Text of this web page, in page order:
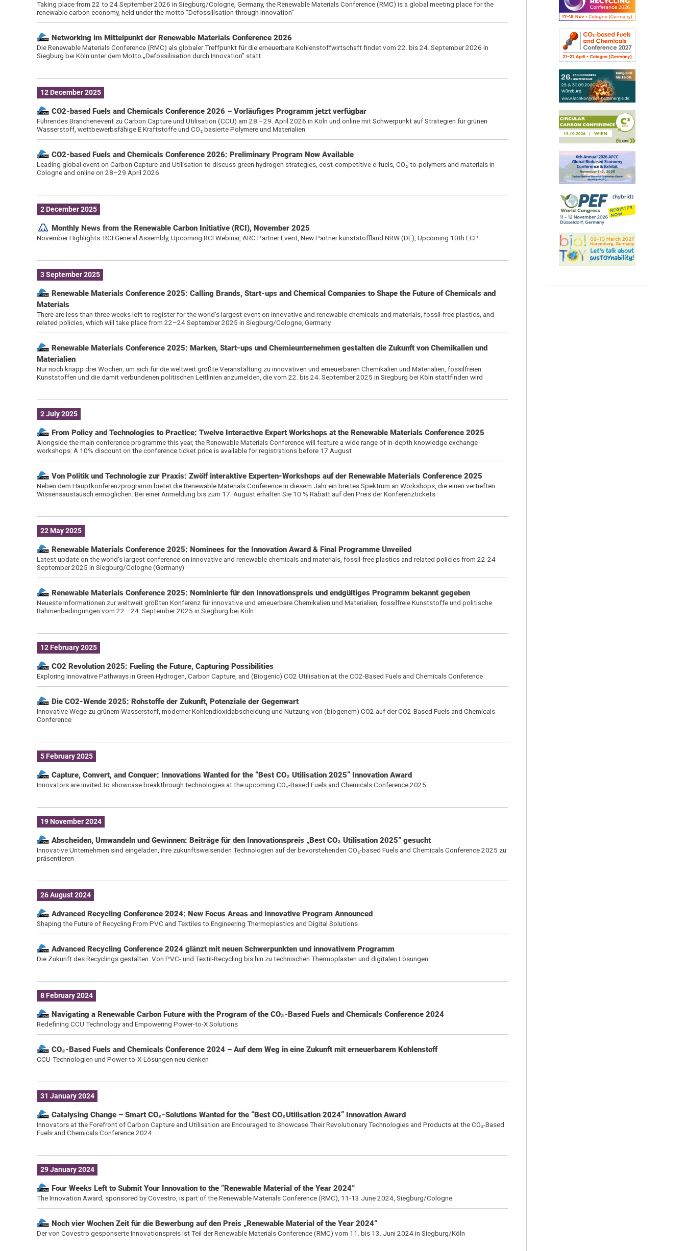
Taking place from 22 to 24 September 2026 in Siegburg/Cologne, Germany, the Renewable Materials Conference (RMC) is a global meeting place for the
renewable carbon economy, held under the motto “Defossilisation through Innovation”
Networking im Mittelpunkt der Renewable Materials Conference 2026
Die Renewable Materials Conference (RMC) als globaler Treffpunkt für die erneuerbare Kohlenstoffwirtschaft findet vom 22. bis 24. September 2026 in
Siegburg bei Köln unter dem Motto „Defossilisation durch Innovation” statt
12 December 2025
CO2-based Fuels and Chemicals Conference 2026 – Vorläufiges Programm jetzt verfügbar
Führendes Branchenevent zu Carbon Capture und Utilisation (CCU) am 28.–29. April 2026 in Köln und online mit Schwerpunkt auf Strategien für grünen
Wasserstoff, wettbewerbsfähige E Kraftstoffe und CO₂ basierte Polymere und Materialien
CO2-based Fuels and Chemicals Conference 2026: Preliminary Program Now Available
Leading global event on Carbon Capture and Utilisation to discuss green hydrogen strategies, cost-competitive e-fuels, CO₂-to-polymers and materials in
Cologne and online on 28–29 April 2026
2 December 2025
Monthly News from the Renewable Carbon Initiative (RCI), November 2025
November Highlights: RCI General Assembly, Upcoming RCI Webinar, ARC Partner Event, New Partner kunststoffland NRW (DE), Upcoming 10th ECP
3 September 2025
Renewable Materials Conference 2025: Calling Brands, Start-ups and Chemical Companies to Shape the Future of Chemicals and
Materials
There are less than three weeks left to register for the world's largest event on innovative and renewable chemicals and materials, fossil-free plastics, and
related policies, which will take place from 22–24 September 2025 in Siegburg/Cologne, Germany
Renewable Materials Conference 2025: Marken, Start-ups und Chemieunternehmen gestalten die Zukunft von Chemikalien und
Materialien
Nur noch knapp drei Wochen, um sich für die weltweit größte Veranstaltung zu innovativen und erneuerbaren Chemikalien und Materialien, fossilfreien
Kunststoffen und die damit verbundenen politischen Leitlinien anzumelden, die vom 22. bis 24. September 2025 in Siegburg bei Köln stattfinden wird
2 July 2025
From Policy and Technologies to Practice: Twelve Interactive Expert Workshops at the Renewable Materials Conference 2025
Alongside the main conference programme this year, the Renewable Materials Conference will feature a wide range of in-depth knowledge exchange
workshops. A 10% discount on the conference ticket price is available for registrations before 17 August
Von Politik und Technologie zur Praxis: Zwölf interaktive Experten-Workshops auf der Renewable Materials Conference 2025
Neben dem Hauptkonferenzprogramm bietet die Renewable Materials Conference in diesem Jahr ein breites Spektrum an Workshops, die einen vertieften
Wissensaustausch ermöglichen. Bei einer Anmeldung bis zum 17. August erhalten Sie 10 % Rabatt auf den Preis der Konferenztickets
22 May 2025
Renewable Materials Conference 2025: Nominees for the Innovation Award & Final Programme Unveiled
Latest update on the world's largest conference on innovative and renewable chemicals and materials, fossil-free plastics and related policies from 22-24
September 2025 in Siegburg/Cologne (Germany)
Renewable Materials Conference 2025: Nominierte für den Innovationspreis und endgültiges Programm bekannt gegeben
Neueste Informationen zur weltweit größten Konferenz für innovative und erneuerbare Chemikalien und Materialien, fossilfreie Kunststoffe und politische
Rahmenbedingungen vom 22.–24. September 2025 in Siegburg bei Köln
12 February 2025
CO2 Revolution 2025: Fueling the Future, Capturing Possibilities
Exploring Innovative Pathways in Green Hydrogen, Carbon Capture, and (Biogenic) CO2 Utilisation at the CO2-Based Fuels and Chemicals Conference
Die CO2-Wende 2025: Rohstoffe der Zukunft, Potenziale der Gegenwart
Innovative Wege zu grünem Wasserstoff, moderner Kohlendioxidabscheidung und Nutzung von (biogenem) CO2 auf der CO2-Based Fuels and Chemicals
Conference
5 February 2025
Capture, Convert, and Conquer: Innovations Wanted for the “Best CO₂ Utilisation 2025” Innovation Award
Innovators are invited to showcase breakthrough technologies at the upcoming CO₂-Based Fuels and Chemicals Conference 2025
19 November 2024
Abscheiden, Umwandeln und Gewinnen: Beiträge für den Innovationspreis „Best CO₂ Utilisation 2025“ gesucht
Innovative Unternehmen sind eingeladen, ihre zukunftsweisenden Technologien auf der bevorstehenden CO₂-based Fuels and Chemicals Conference 2025 zu
präsentieren
26 August 2024
Advanced Recycling Conference 2024: New Focus Areas and Innovative Program Announced
Shaping the Future of Recycling From PVC and Textiles to Engineering Thermoplastics and Digital Solutions
Advanced Recycling Conference 2024 glänzt mit neuen Schwerpunkten und innovativem Programm
Die Zukunft des Recyclings gestalten: Von PVC- und Textil-Recycling bis hin zu technischen Thermoplasten und digitalen Lösungen
8 February 2024
Navigating a Renewable Carbon Future with the Program of the CO₂-Based Fuels and Chemicals Conference 2024
Redefining CCU Technology and Empowering Power-to-X Solutions
CO₂-Based Fuels and Chemicals Conference 2024 – Auf dem Weg in eine Zukunft mit erneuerbarem Kohlenstoff
CCU-Technologien und Power-to-X-Lösungen neu denken
31 January 2024
Catalysing Change – Smart CO₂-Solutions Wanted for the “Best CO₂Utilisation 2024” Innovation Award
Innovators at the Forefront of Carbon Capture and Utilisation are Encouraged to Showcase Their Revolutionary Technologies and Products at the CO₂-Based
Fuels and Chemicals Conference 2024
29 January 2024
Four Weeks Left to Submit Your Innovation to the ”Renewable Material of the Year 2024“
The Innovation Award, sponsored by Covestro, is part of the Renewable Materials Conference (RMC), 11-13 June 2024, Siegburg/Cologne
Noch vier Wochen Zeit für die Bewerbung auf den Preis „Renewable Material of the Year 2024“
Der von Covestro gesponserte Innovationspreis ist Teil der Renewable Materials Conference (RMC) vom 11. bis 13. Juni 2024 in Siegburg/Köln